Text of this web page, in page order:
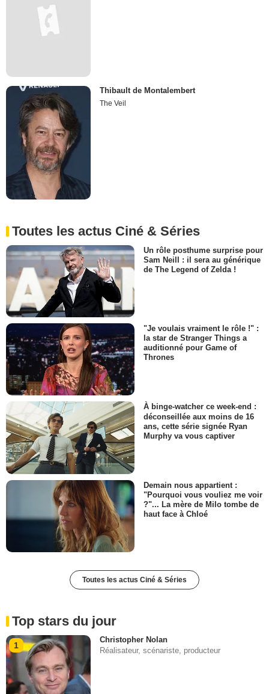
Thibault de Montalembert
The Veil
Toutes les actus Ciné & Séries
Un rôle posthume surprise pour
Sam Neill : il sera au générique
de The Legend of Zelda !
"Je voulais vraiment le rôle !" :
la star de Stranger Things a
auditionné pour Game of
Thrones
À binge-watcher ce week-end :
déconseillée aux moins de 16
ans, cette série signée Ryan
Murphy va vous captiver
Demain nous appartient :
"Pourquoi vous vouliez me voir
?"... La mère de Milo tombe de
haut face à Chloé
Toutes les actus Ciné & Séries
Top stars du jour
1
Christopher Nolan
Réalisateur, scénariste, producteur